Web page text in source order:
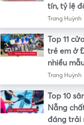
tín, tỷ lệ
Trang Huỳnh
Top 11
trẻ em ở
nhiều
Trang Huỳnh
Top 10
Nẵng
đáng trải